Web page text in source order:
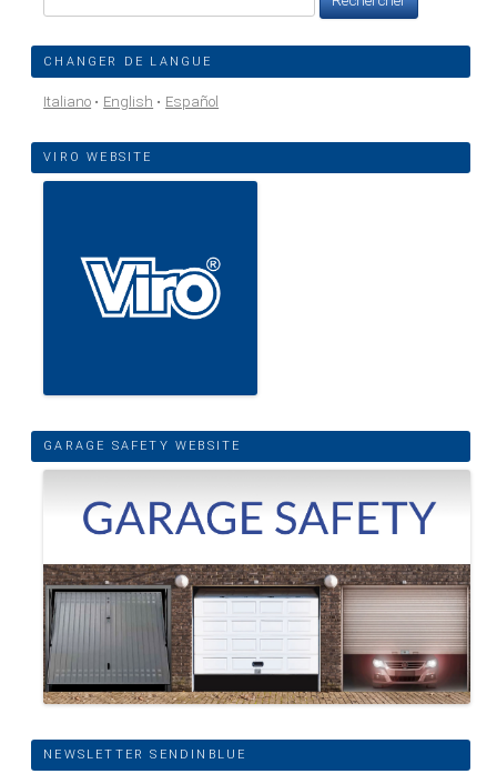
CHANGER DE LANGUE
Italiano English Español
VIRO WEBSITE
GARAGE SAFETY WEBSITE
NEWSLETTER SENDINBLUE